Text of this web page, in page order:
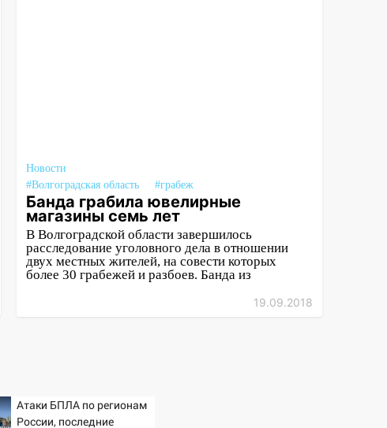
Новости
#Волгоградская область
#грабеж
Банда грабила ювелирные
магазины семь лет
В Волгоградской области завершилось
расследование уголовного дела в отношении
двух местных жителей, на совести которых
более 30 грабежей и разбоев. Банда из
19.09.2018
Атаки БПЛА по регионам
России, последние